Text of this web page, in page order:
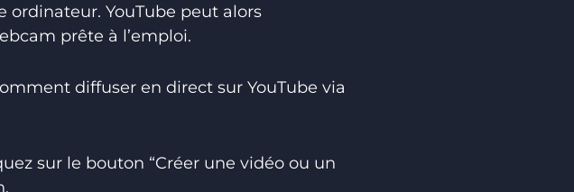
ordinateur. YouTube peut alors
prête à l’emploi.
diffuser en direct sur YouTube via
sur le bouton “Créer une vidéo ou un